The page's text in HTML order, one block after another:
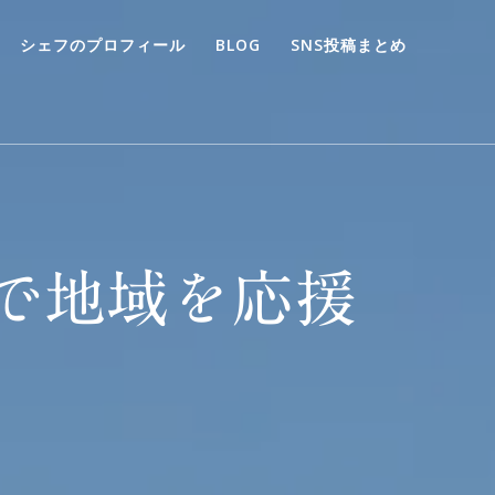
シェフのプロフィール BLOG SNS投稿まとめ
地域を応援